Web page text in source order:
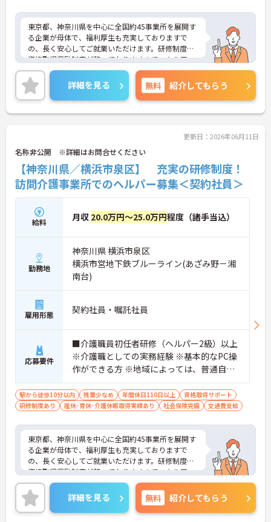
東京都、神奈川県を中心に全国約45事業所を展開す
る企業が母体で、福利厚生も充実しておりますで
の、長く安心してご就業いただけます。研修制度や
資格取得奨励制度が整っておりますのでスキルアッ
プも目指せる環境です。
ご興味のある方は是非お気軽にお問い合わせ下さ
い。
詳細を見る 無料 紹介してもらう
更新日：2026年06月11日
名称非公開 ※詳細はお問合せください
【神奈川県／横浜市泉区】 充実の研修制度！
訪問介護事業所でのヘルパー募集＜契約社員＞
給料 月収 20.0万円～25.0万円程度（諸手当込）
勤務地
神奈川県 横浜市泉区
横浜市営地下鉄ブルーライン(あざみ野－湘
南台)
雇用形態 契約社員・嘱託社員
応募要件
■介護職員初任者研修（ヘルパー2級）以上
※介護職としての実務経験 ※基本的なPC操
作ができる方 ※地域によっては、普通自動
車運転免許(AT限定可)が必要となる場合が
あります。
駅から徒歩10分以内 残業少なめ 年間休日110日以上
資格取得サポート
研修制度あり
産休･育休･介護休暇取得実績あり 社会保険完備 交通費支給
東京都、神奈川県を中心に全国約45事業所を展開す
る企業が母体で、福利厚生も充実しておりますで
の、長く安心してご就業いただけます。研修制度や
資格取得奨励制度が整っておりますのでスキルアッ
プも目指せる環境です。
ご興味のある方は是非お気軽にお問い合わせ下さ
い。
詳細を見る 無料 紹介してもらう